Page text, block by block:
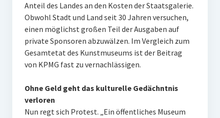
Anteil des Landes an den Kosten der Staatsgalerie.
Obwohl Stadt und Land seit 30 Jahren versuchen,
einen möglichst großen Teil der Ausgaben auf
private Sponsoren abzuwälzen. Im Vergleich zum
Gesamtetat des Kunstmuseums ist der Beitrag
von KPMG fast zu vernachlässigen.
Ohne Geld geht das kulturelle Gedächntnis
verloren
Nun regt sich Protest. „Ein öffentliches Museum